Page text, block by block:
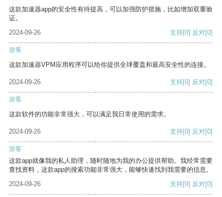
这款加速器app的安全性有待提高，可以加强防护措施，比如增加双重验
证。
2024-09-26
支持[0] 反对[0]
游客
这款加速器VPM应用程序可以给你提供全球覆盖和最高安全性的连接。
2024-09-26 支持[0] 反对[0]
游客
这款软件的功能非常强大，可以满足我日常使用的需求。
2024-09-26 支持[0] 反对[0]
游客
这款app就像我的私人助理，随时随地为我的办公提供帮助。我经常需要
查找资料，这款app的搜索功能非常强大，能够快速找到我需要的信息。
2024-09-26
支持[0] 反对[0]